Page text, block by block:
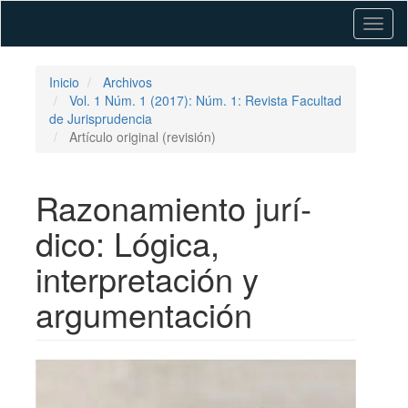
Contenido
Barra
lateral
Inicio
Archivos
Vol. 1 Núm. 1 (2017): Núm. 1: Revista Facultad
de Jurisprudencia
Artículo original (revisión)
Razonamiento jurí­
dico: Lógica,
interpretación y
argumentación
Barra